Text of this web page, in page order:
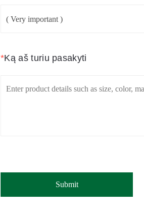
*Ką aš turiu pasakyti